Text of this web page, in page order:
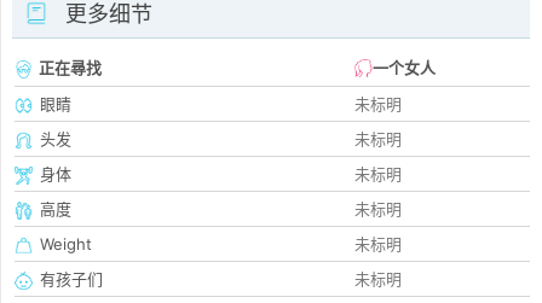
更多细节
正在尋找
一个女人
眼睛
未标明
头发
未标明
身体
未标明
高度
未标明
Weight
未标明
有孩子们
未标明